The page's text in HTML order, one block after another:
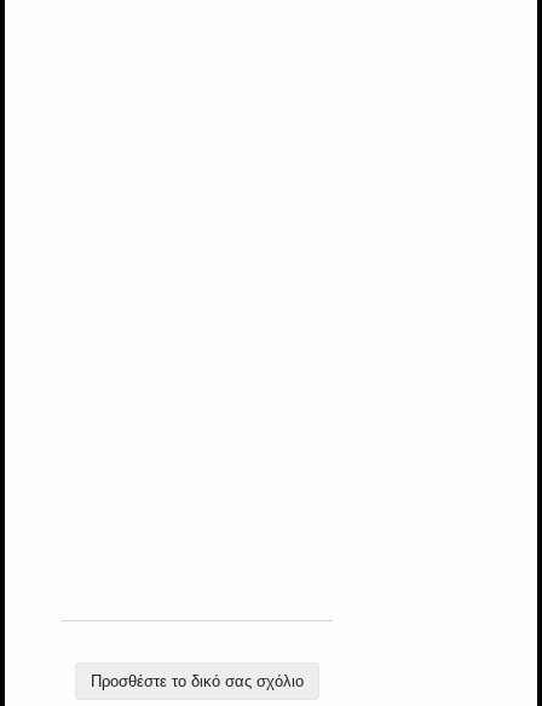
Προσθέστε το δικό σας σχόλιο